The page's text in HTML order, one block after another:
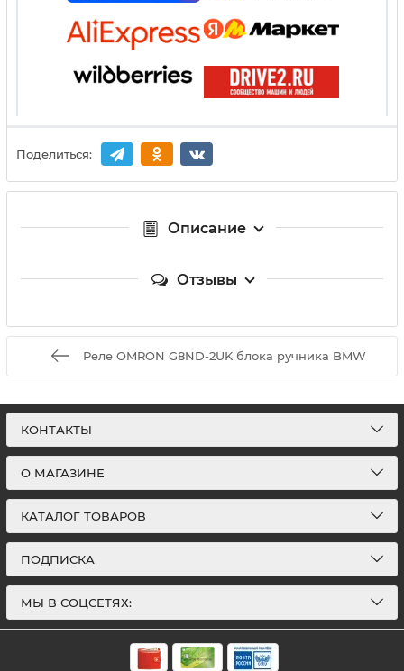
Поделиться:
Описание
Отзывы
Реле OMRON G8ND-2UK блока ручника BMW
КОНТАКТЫ
О МАГАЗИНЕ
КАТАЛОГ ТОВАРОВ
ПОДПИСКА
МЫ В СОЦСЕТЯХ: